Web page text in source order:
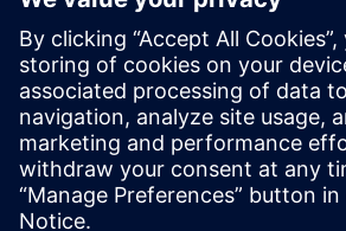
pomognemo!
Contact Sales